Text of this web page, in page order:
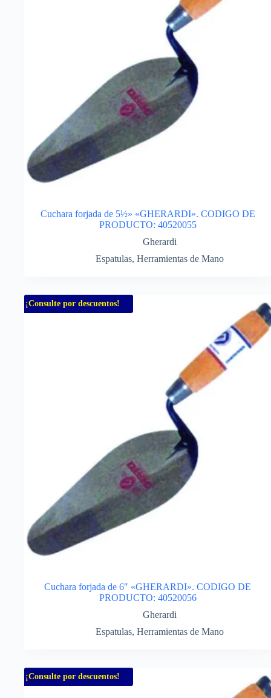
Cuchara forjada de 5½» «GHERARDI». CODIGO DE
PRODUCTO: 40520055
Gherardi
Espatulas, Herramientas de Mano
¡Consulte por descuentos!
Cuchara forjada de 6″ «GHERARDI». CODIGO DE
PRODUCTO: 40520056
Gherardi
Espatulas, Herramientas de Mano
¡Consulte por descuentos!